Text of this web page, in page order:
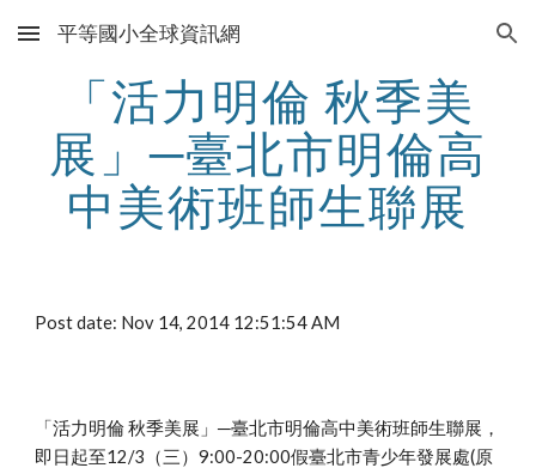
Skip to main content Skip to navigation
平等國小全球資訊網
「活力明倫 秋季美
展」─臺北市明倫高
中美術班師生聯展
Post date: Nov 14, 2014 12:51:54 AM
「活力明倫 秋季美展」─臺北市明倫高中美術班師生聯展，
即日起至12/3（三）9:00-20:00假臺北市青少年發展處(原